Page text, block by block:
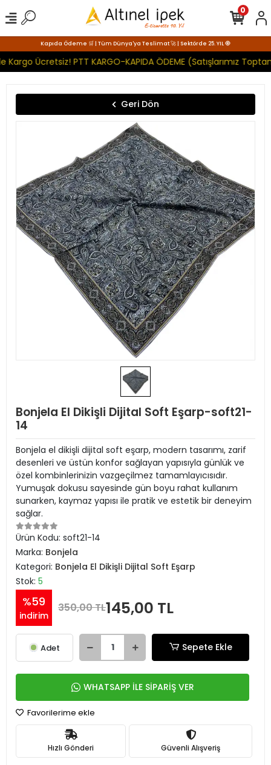
Kapıda Ödeme 🛒 | Tüm Dünya'ya Teslimat 🚀 | Sektörde 25. YIL 🧿
Ücretsiz! PTT KARGO-KAPIDA ÖDEME (Satışlarımız Toptan
0
Geri Dön
Bonjela El Dikişli Dijital Soft Eşarp-soft21-
14
Bonjela el dikişli dijital soft eşarp, modern tasarımı, zarif
desenleri ve üstün konfor sağlayan yapısıyla günlük ve
özel kombinlerinizin vazgeçilmez tamamlayıcısıdır.
Yumuşak dokusu sayesinde gün boyu rahat kullanım
sunarken, kaymaz yapısı ile pratik ve estetik bir deneyim
sağlar.
Ürün Kodu: soft21-14
Marka: Bonjela
Kategori: Bonjela El Dikişli Dijital Soft Eşarp
Stok: 5
%59
indirim
350,00 TL145,00 TL
Adet Sepete Ekle
WHATSAPP İLE SİPARİŞ VER
Favorilerime ekle
Hızlı Gönderi Güvenli Alışveriş